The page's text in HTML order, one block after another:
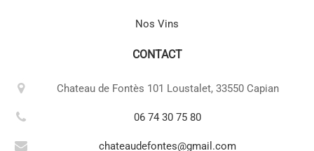
Nos Vins
CONTACT
Chateau de Fontès 101 Loustalet, 33550 Capian
06 74 30 75 80
chateaudefontes@gmail.com